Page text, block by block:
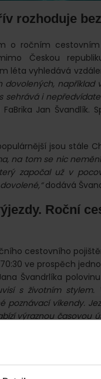
rozhoduje
o ročním
Českou
léta vyhledává
například
i
Jan Švandlík.
jsou stále
na tom se nic
započal už v
dodává
Roční
cestovního
ve prospěch
Švandrlíka
s životním
poznávací víkendy.
výraznou časovou